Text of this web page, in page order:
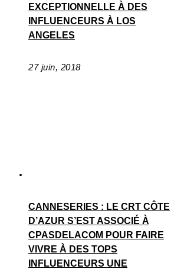
EXCEPTIONNELLE À DES
INFLUENCEURS À LOS
ANGELES
27 juin, 2018
CANNESERIES : LE CRT CÔTE
D’AZUR S’EST ASSOCIÉ À
CPASDELACOM POUR FAIRE
VIVRE À DES TOPS
INFLUENCEURS UNE